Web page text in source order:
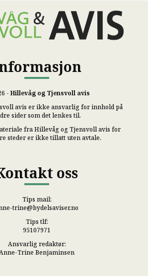
- Hillevåg og Tjensvoll avis
avis er ikke ansvarlig for innhold på
sider som det lenkes til.
fra Hillevåg og Tjensvoll avis for
steder er ikke tillatt uten avtale.
oss
Tips mail:
trine@bydelsaviser.no
Tips tlf:
95107971
Ansvarlig redaktør:
Trine Benjaminsen